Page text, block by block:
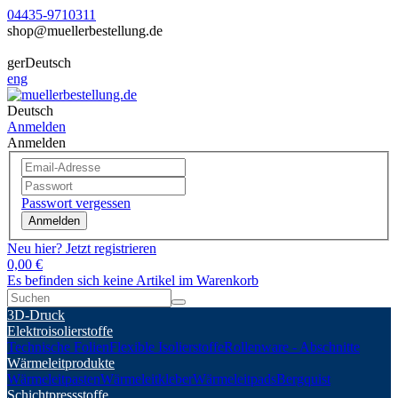
04435-9710311
shop@muellerbestellung.de
gerDeutsch
eng
Deutsch
Anmelden
Anmelden
Passwort vergessen
Anmelden
Neu hier? Jetzt registrieren
0,00 €
Es befinden sich keine Artikel im Warenkorb
3D-Druck
Elektroisolierstoffe
Technische FolienFlexible IsolierstoffeRollenware - Abschnitte
Wärmeleitprodukte
WärmeleitpastenWärmeleitkleberWärmeleitpadsBergquist
Schichtpressstoffe